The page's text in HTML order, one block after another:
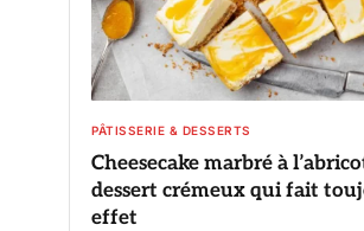
PÂTISSERIE & DESSERTS
Cheesecake marbré à
dessert crémeux qui fait
effet